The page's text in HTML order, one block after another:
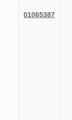
01065387